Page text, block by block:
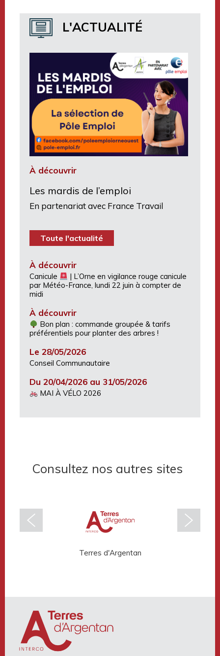
Marchés publics et avis divers
Terres d’Argentan Mobilité
L'ACTUALITÉ
À découvrir
Les mardis de l’emploi
En partenariat avec France Travail
Toute l'actualité
À découvrir
Canicule
| L’Orne en vigilance rouge canicule
par Météo-France, lundi 22 juin à compter de
midi
À découvrir
Bon plan : commande groupée & tarifs
préférentiels pour planter des arbres !
Le 28/05/2026
Conseil Communautaire
Du 20/04/2026 au 31/05/2026
MAI À VÉLO 2026
Consultez nos autres sites
Terres d'Argentan